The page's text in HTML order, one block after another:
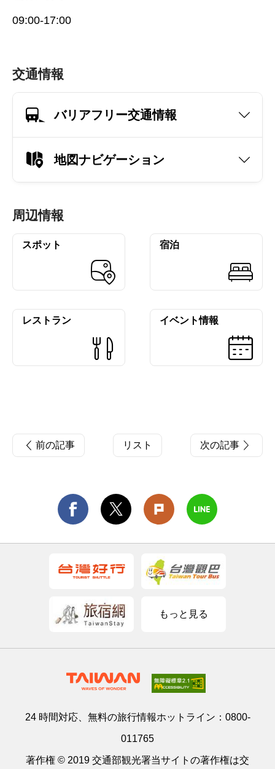
09:00-17:00
交通情報
バリアフリー交通情報
地図ナビゲーション
周辺情報
スポット 宿泊
レストラン イベント情報
前の記事 リスト 次の記事
もっと見る
24 時間対応、無料の旅行情報ホットライン： 0800-
011765
著作権 © 2019 交通部観光署当サイトの著作権は交